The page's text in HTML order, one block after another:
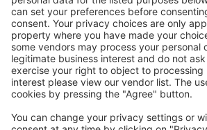
Copyright © eSky.se. Alla rättigheter förbehålls.